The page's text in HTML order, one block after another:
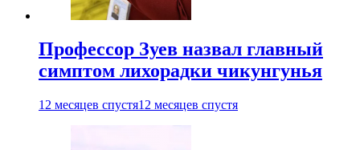
Профессор Зуев назвал главный
симптом лихорадки чикунгунья
12 месяцев спустя12 месяцев спустя